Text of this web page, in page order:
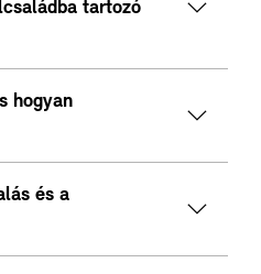
tartozó
hogyan
és a